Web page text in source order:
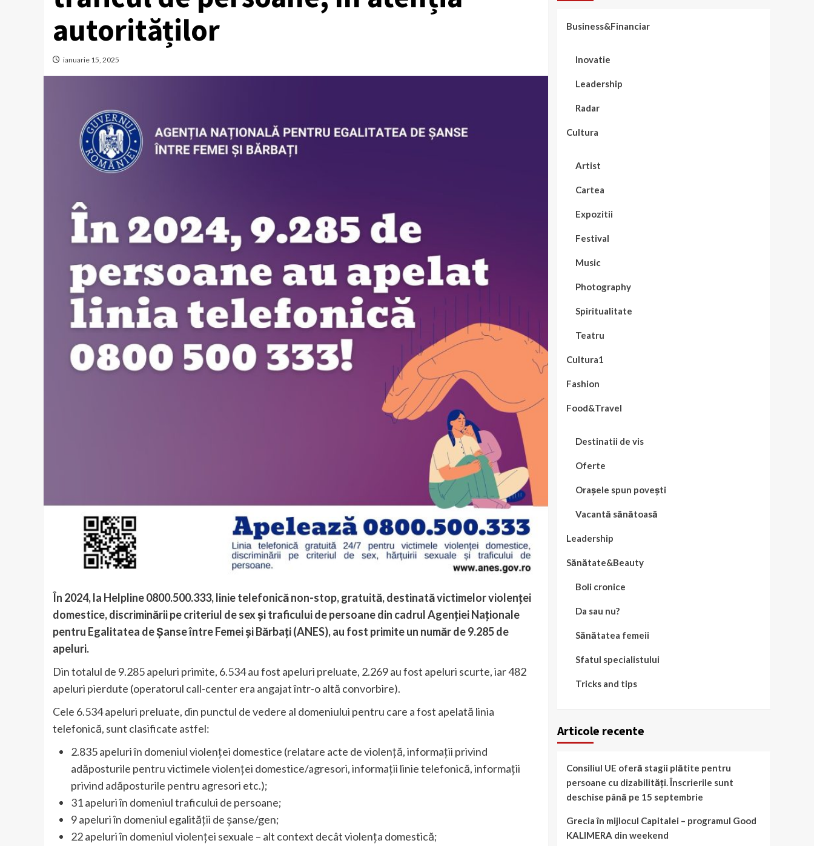
autorităților
ianuarie 15, 2025
În 2024, la Helpline 0800.500.333, linie telefonică non-stop, gratuită, destinată victimelor violenței
domestice, discriminării pe criteriul de sex și traficului de persoane din cadrul Agenției Naționale
pentru Egalitatea de Șanse între Femei și Bărbați (ANES), au fost primite un număr de 9.285 de
apeluri.
Din totalul de 9.285 apeluri primite, 6.534 au fost apeluri preluate, 2.269 au fost apeluri scurte, iar 482
apeluri pierdute (operatorul call-center era angajat într-o altă convorbire).
Cele 6.534 apeluri preluate, din punctul de vedere al domeniului pentru care a fost apelată linia
telefonică, sunt clasificate astfel:
2.835 apeluri în domeniul violenței domestice (relatare acte de violență, informații privind
adăposturile pentru victimele violenței domestice/agresori, informații linie telefonică, informații
privind adăposturile pentru agresori etc.);
31 apeluri în domeniul traficului de persoane;
9 apeluri în domeniul egalității de șanse/gen;
22 apeluri în domeniul violenței sexuale – alt context decât violența domestică;
Business&Financiar
Inovatie
Leadership
Radar
Cultura
Artist
Cartea
Expozitii
Festival
Music
Photography
Spiritualitate
Teatru
Cultura1
Fashion
Food&Travel
Destinatii de vis
Oferte
Orașele spun povești
Vacantă sănătoasă
Leadership
Sănătate&Beauty
Boli cronice
Da sau nu?
Sănătatea femeii
Sfatul specialistului
Tricks and tips
Articole recente
Consiliul UE oferă stagii plătite pentru
persoane cu dizabilități. Înscrierile sunt
deschise până pe 15 septembrie
Grecia în mijlocul Capitalei – programul Good
KALIMERA din weekend